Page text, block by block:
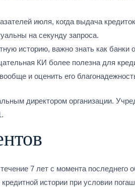
июля, когда выдача
на секунду запроса.
историю, важно знать как
КИ более полезна для
и оценить его
директором организации.
7 лет с момента последнего
истории при условии